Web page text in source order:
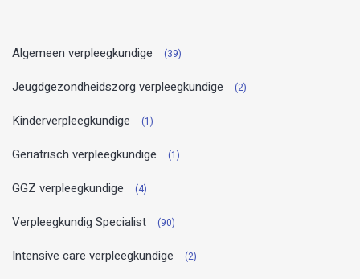
Algemeen verpleegkundige (39)
Jeugdgezondheidszorg verpleegkundige (2)
Kinderverpleegkundige (1)
Geriatrisch verpleegkundige (1)
GGZ verpleegkundige (4)
Verpleegkundig Specialist (90)
Intensive care verpleegkundige (2)